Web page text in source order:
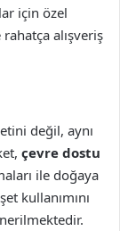
için özel
alışveriş
değil, aynı
çevre dostu
ile doğaya
kullanımını